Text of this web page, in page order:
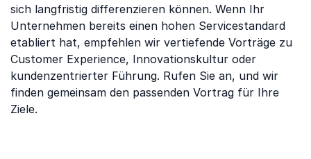
sich langfristig differenzieren können. Wenn Ihr
Unternehmen bereits einen hohen Servicestandard
etabliert hat, empfehlen wir vertiefende Vorträge zu
Customer Experience, Innovationskultur oder
kundenzentrierter Führung. Rufen Sie an, und wir
finden gemeinsam den passenden Vortrag für Ihre
Ziele.